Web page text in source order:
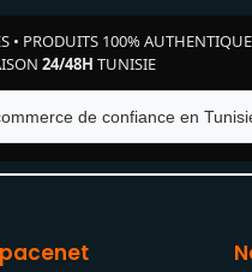
• PRODUITS 100%
24/48H TUNISIE
de confiance en